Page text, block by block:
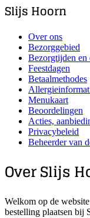
Slijs Hoorn
Over ons
Bezorggebied
Bezorgtijden en
Feestdagen
Betaalmethodes
Menukaart
Beoordelingen
Acties,
Privacybeleid
Beheerder van
Over Slijs
Welkom op de
bestelling plaatsen bij